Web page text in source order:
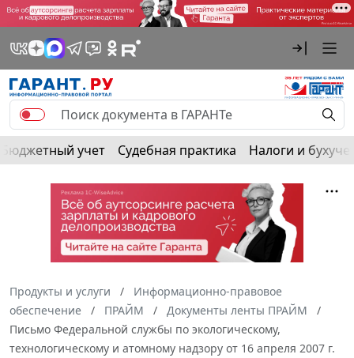
Бюджетный учет Судебная практика Налоги и
Продукты и услуги
Информационно-правовое
обеспечение
ПРАЙМ
Документы ленты ПРАЙМ
Письмо Федеральной службы по экологическому,
технологическому и атомному надзору от 16 апреля 2007 г.